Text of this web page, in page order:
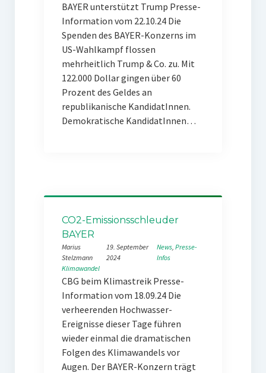
BAYER unterstützt Trump Presse-
Information vom 22.10.24 Die
Spenden des BAYER-Konzerns im
US-Wahlkampf flossen
mehrheitlich Trump & Co. zu. Mit
122.000 Dollar gingen über 60
Prozent des Geldes an
republikanische KandidatInnen.
Demokratische KandidatInnen…
CO2-Emissionsschleuder
BAYER
Marius
Stelzmann
19. September
2024
News, Presse-
Infos
Klimawandel
CBG beim Klimastreik Presse-
Information vom 18.09.24 Die
verheerenden Hochwasser-
Ereignisse dieser Tage führen
wieder einmal die dramatischen
Folgen des Klimawandels vor
Augen. Der BAYER-Konzern trägt